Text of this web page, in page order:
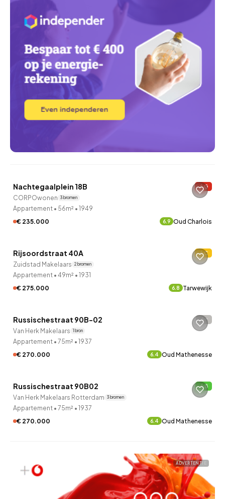
2 uur geleden ontdekt
Nachtegaalplein 18B G
CORPOwonen 3 bronnen
Appartement • 56m² • 1949
€ 235.000
6.9 Oud Charlois
2 uur geleden ontdekt
Rijsoordstraat 40A C
Zuidstad Makelaars 2 bronnen
Appartement • 49m² • 1931
€ 275.000
6.8 Tarwewijk
4 uur geleden ontdekt
Russischestraat 90B-02 -
Van Herk Makelaars 1 bron
Appartement • 75m² • 1937
€ 270.000
6.4 Oud Mathenesse
11 uur geleden ontdekt
Russischestraat 90B02 B
Van Herk Makelaars Rotterdam 3 bronnen
Appartement • 75m² • 1937
€ 270.000
6.4 Oud Mathenesse
ADVERTENTIE